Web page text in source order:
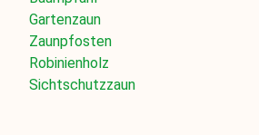
Gartenzaun
Zaunpfosten
Robinienholz
Sichtschutzzaun